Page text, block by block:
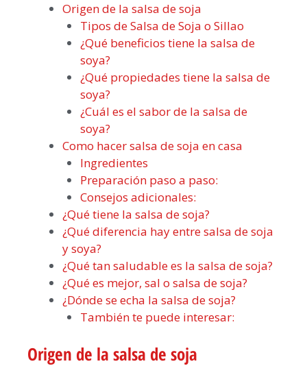
Origen de la salsa de soja
Tipos de Salsa de Soja o Sillao
¿Qué beneficios tiene la salsa de
soya?
¿Qué propiedades tiene la salsa de
soya?
¿Cuál es el sabor de la salsa de
soya?
Como hacer salsa de soja en casa
Ingredientes
Preparación paso a paso:
Consejos adicionales:
¿Qué tiene la salsa de soja?
¿Qué diferencia hay entre salsa de soja
y soya?
¿Qué tan saludable es la salsa de soja?
¿Qué es mejor, sal o salsa de soja?
¿Dónde se echa la salsa de soja?
También te puede interesar:
Origen de la salsa de soja